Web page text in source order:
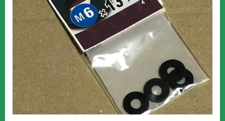
安全対策・事故防止
メンテナンス・整備・DIY
装備・アクセサリー
盗難・防犯対策